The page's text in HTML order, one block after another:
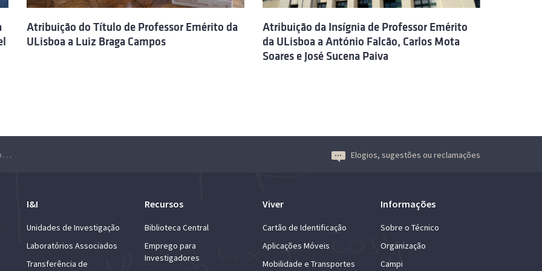
Atribuição do Título de Professor Emérito da
ULisboa a Luiz Braga Campos
Atribuição da Insígnia de Professor Emérito
da ULisboa a António Falcão, Carlos Mota
Soares e José Sucena Paiva
Cerimónia de atribuição do título de Professor/Investigador Emérito a Gustavo Castelo-Branco, Jorge Romão e Emilio Ribeiro Elogios, sugestões ou reclamações
I&I
Unidades de Investigação
Laboratórios Associados
Transferência de
Recursos
Biblioteca Central
Emprego para
Investigadores
Viver
Cartão de Identificação
Aplicações Móveis
Mobilidade e Transportes
Informações
Sobre o Técnico
Organização
Campi